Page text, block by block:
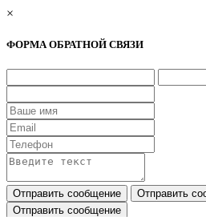
×
ФОРМА ОБРАТНОЙ СВЯЗИ